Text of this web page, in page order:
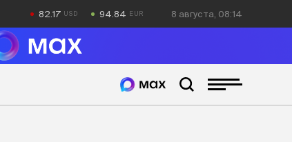
82.17 94.84 8 августа, 08:14